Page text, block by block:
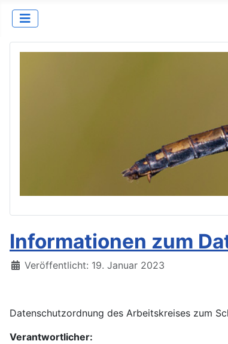
Informationen zum
Veröffentlicht: 19. Januar 2023
Datenschutzordnung des Arbeitskreises zum
Verantwortlicher: